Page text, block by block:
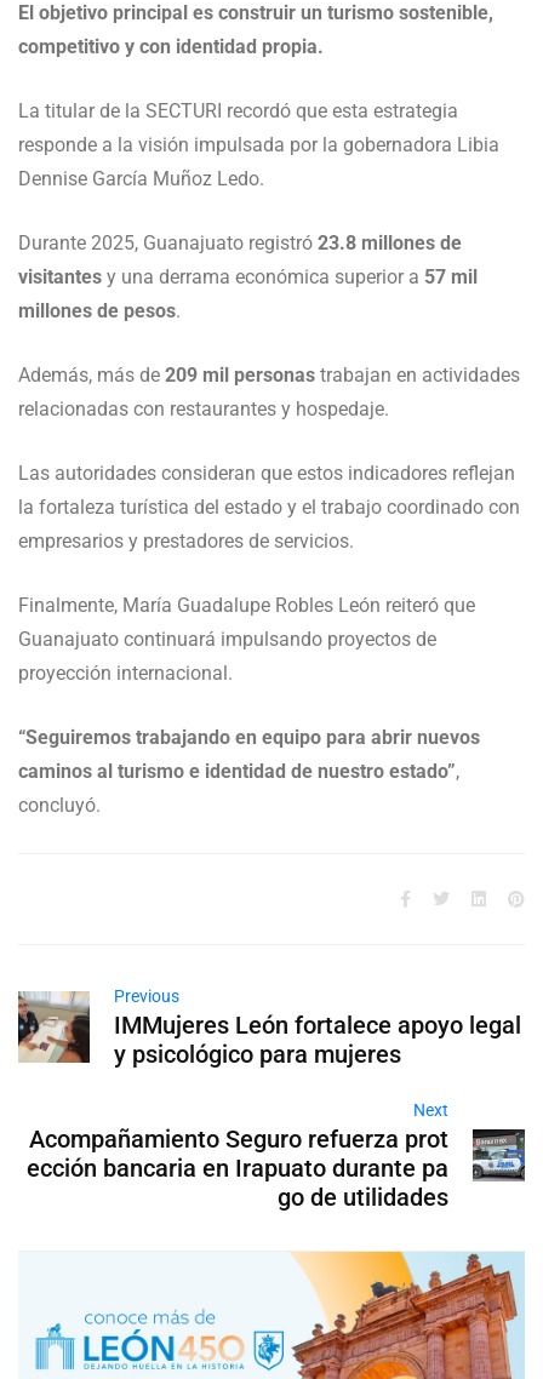
El objetivo principal es construir un turismo sostenible,
competitivo y con identidad propia.
La titular de la SECTURI recordó que esta estrategia
responde a la visión impulsada por la gobernadora Libia
Dennise García Muñoz Ledo.
Durante 2025, Guanajuato registró 23.8 millones de
visitantes y una derrama económica superior a 57 mil
millones de pesos.
Además, más de 209 mil personas trabajan en actividades
relacionadas con restaurantes y hospedaje.
Las autoridades consideran que estos indicadores reflejan
la fortaleza turística del estado y el trabajo coordinado con
empresarios y prestadores de servicios.
Finalmente, María Guadalupe Robles León reiteró que
Guanajuato continuará impulsando proyectos de
proyección internacional.
“Seguiremos trabajando en equipo para abrir nuevos
caminos al turismo e identidad de nuestro estado”,
concluyó.
Previous
IMMujeres León fortalece apoyo legal
y psicológico para mujeres
Next
Acompañamiento Seguro refuerza prot
ección bancaria en Irapuato durante pa
go de utilidades